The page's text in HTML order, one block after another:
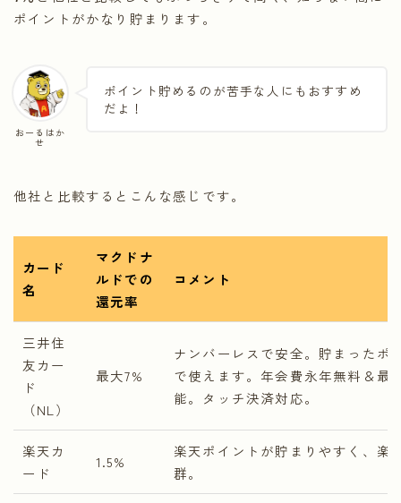
ポイントがかなり貯まります。
おーるはか
せ
ポイント貯めるのが苦手な人にもおすすめ
だよ！
他社と比較するとこんな感じです。
カード
名
マクドナ
ルドでの
還元率
コメント
三井住
友カー
ド
（NL）
最大7%
ナンバーレスで安全。貯まったポ
で使えます。年会費永年無料＆最
能。タッチ決済対応。
楽天カ
ード
1.5%
楽天ポイントが貯まりやすく、楽
群。